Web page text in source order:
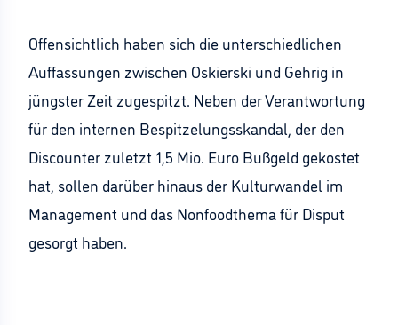
Offensichtlich haben sich die unterschiedlichen
Auffassungen zwischen Oskierski und Gehrig in
jüngster Zeit zugespitzt. Neben der Verantwortung
für den internen Bespitzelungsskandal, der den
Discounter zuletzt 1,5 Mio. Euro Bußgeld gekostet
hat, sollen darüber hinaus der Kulturwandel im
Management und das Nonfoodthema für Disput
gesorgt haben.